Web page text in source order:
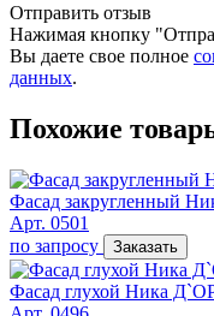
Отправить отзыв
Нажимая кнопку
Вы даете свое полное
данных.
Похожие
Фасад закругленный
Арт. 0501
по запросу
Заказать
Фасад глухой Ника